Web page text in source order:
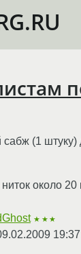
сабж (1
ниток около
★★★